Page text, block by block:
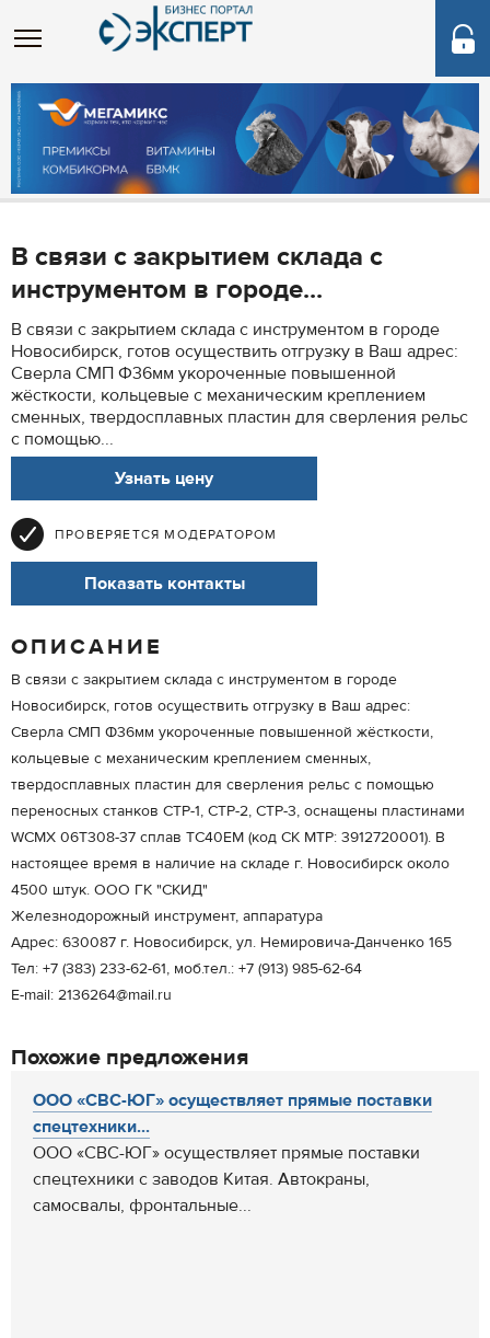
В связи с закрытием склада с
инструментом в городе...
В связи с закрытием склада с инструментом в городе
Новосибирск, готов осуществить отгрузку в Ваш адрес:
Сверла СМП Ф36мм укороченные повышенной
жёсткости, кольцевые с механическим креплением
сменных, твердосплавных пластин для сверления рельс
с помощью...
Узнать цену
ПРОВЕРЯЕТСЯ МОДЕРАТОРОМ
Показать контакты
ОПИСАНИЕ
В связи с закрытием склада с инструментом в городе
Новосибирск, готов осуществить отгрузку в Ваш адрес:
Сверла СМП Ф36мм укороченные повышенной жёсткости,
кольцевые с механическим креплением сменных,
твердосплавных пластин для сверления рельс с помощью
переносных станков СТР-1, СТР-2, СТР-3, оснащены пластинами
WCMX 06T308-37 сплав ТС40ЕМ (код СК МТР: 3912720001). В
настоящее время в наличие на складе г. Новосибирск около
4500 штук. ООО ГК "СКИД"
Железнодорожный инструмент, аппаратура
Адрес: 630087 г. Новосибирск, ул. Немировича-Данченко 165
Тел: +7 (383) 233-62-61, моб.тел.: +7 (913) 985-62-64
E-mail: 2136264@mail.ru
Похожие предложения
ООО «СВС-ЮГ» осуществляет прямые поставки
спецтехники...
ООО «СВС-ЮГ» осуществляет прямые поставки
спецтехники с заводов Китая. Автокраны,
самосвалы, фронтальные...